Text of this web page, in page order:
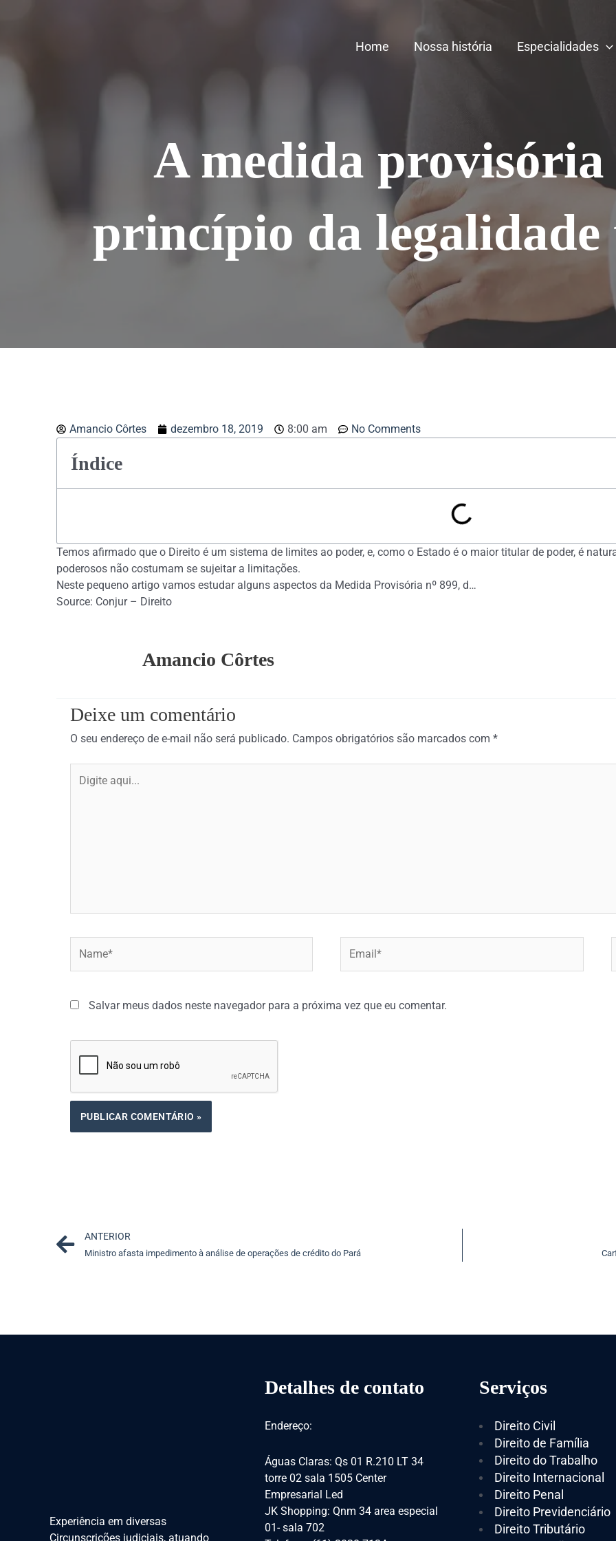
conteúdo
Home Nossa história Especialidades
A medida provisória
princípio da
Amancio Côrtes dezembro 18, 2019 8:00 am No Comments
Índice
Temos afirmado que o Direito é um sistema de limites ao poder, e, como o Estado é o maior titular de poder, é
poderosos não costumam se sujeitar a limitações.
Neste pequeno artigo vamos estudar alguns aspectos da Medida Provisória nº 899, d…
Source: Conjur – Direito
Amancio Côrtes
Deixe um comentário
O seu endereço de e-mail não será publicado. Campos obrigatórios são marcados com *
aqui...
Salvar meus dados neste navegador para a próxima vez que eu comentar.
Prev
ANTERIOR
Ministro afasta impedimento à análise de operações de crédito do Pará
Experiência em diversas
Circunscrições judiciais, atuando
Detalhes de contato
Endereço:
Águas Claras: Qs 01 R.210 LT 34
torre 02 sala 1505 Center
Empresarial Led
JK Shopping: Qnm 34 area especial
01- sala 702
Serviços
Direito Civil
Direito de Família
Direito do Trabalho
Direito Internacional
Direito Penal
Direito Previdenciário
Direito Tributário